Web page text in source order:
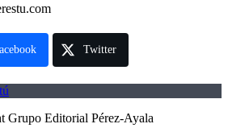
Twitter
Grupo Editorial Pérez-Ayala